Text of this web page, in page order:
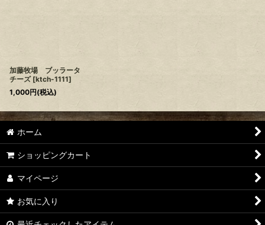
加藤牧場 ブッラータ
チーズ [ktch-1111]
1,000円(税込)
ホーム
ショッピングカート
マイページ
お気に入り